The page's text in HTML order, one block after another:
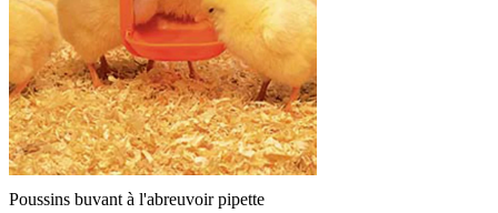
Poussins buvant à l'abreuvoir pipette